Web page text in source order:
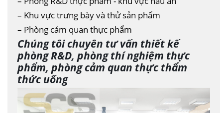
– Khu vực trưng bày và thử sản phẩm
– Phòng cảm quan thực phẩm
Chúng tôi chuyên tư vấn thiết kế
phòng R&D, phòng thí nghiệm thực
phẩm, phòng cảm quan thực thẩm
thức uống